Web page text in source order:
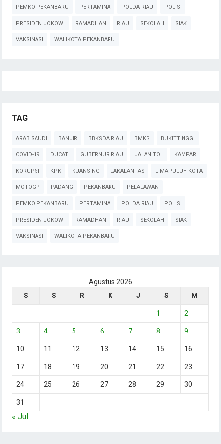
PEMKO PEKANBARU PERTAMINA POLDA RIAU POLISI
PRESIDEN JOKOWI RAMADHAN RIAU SEKOLAH SIAK
VAKSINASI WALIKOTA PEKANBARU
TAG
ARAB SAUDI BANJIR BBKSDA RIAU BMKG BUKITTINGGI
COVID-19 DUCATI GUBERNUR RIAU JALAN TOL KAMPAR
KORUPSI KPK KUANSING LAKALANTAS LIMAPULUH KOTA
MOTOGP PADANG PEKANBARU PELALAWAN
PEMKO PEKANBARU PERTAMINA POLDA RIAU POLISI
PRESIDEN JOKOWI RAMADHAN RIAU SEKOLAH SIAK
VAKSINASI WALIKOTA PEKANBARU
Agustus 2026
S
S R K J S M
1 2
3 4 5 6 7 8 9
10 11 12 13 14 15 16
17 18 19 20 21 22 23
24 25 26 27 28 29 30
31
« Jul